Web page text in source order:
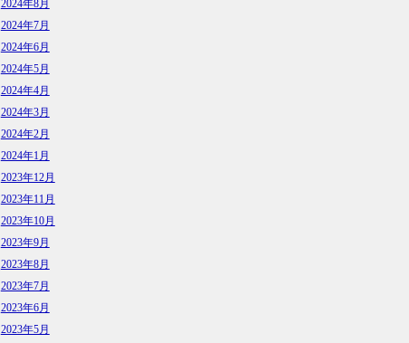
2024年8月
2024年7月
2024年6月
2024年5月
2024年4月
2024年3月
2024年2月
2024年1月
2023年12月
2023年11月
2023年10月
2023年9月
2023年8月
2023年7月
2023年6月
2023年5月